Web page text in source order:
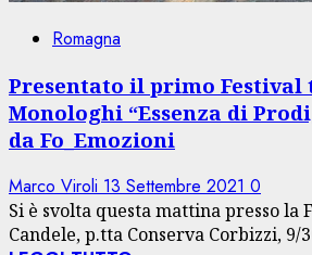
Romagna
Presentato il primo Festival
Monologhi “Essenza di
da Fo_Emozioni
Marco Viroli 13 Settembre 2021 0
Si è svolta questa mattina presso la
Candele, p.tta Conserva Corbizzi, 9/